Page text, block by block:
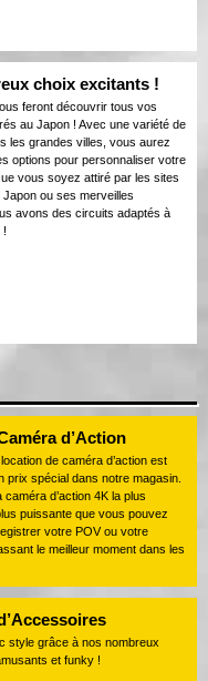
choix excitants !
feront découvrir tous vos
au Japon ! Avec une variété de
les grandes villes, vous aurez
options pour personnaliser votre
vous soyez attiré par les sites
Japon ou ses merveilles
avons des circuits adaptés à
!
d’Action
de caméra d’action est
prix spécial dans notre magasin.
d’action 4K la plus
puissante que vous pouvez
votre POV ou votre
le meilleur moment dans les
style grâce à nos nombreux
et funky !